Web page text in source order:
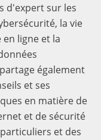
d'expert sur les
la vie
ligne et la
également
et ses
en matière de
et de sécurité
et des